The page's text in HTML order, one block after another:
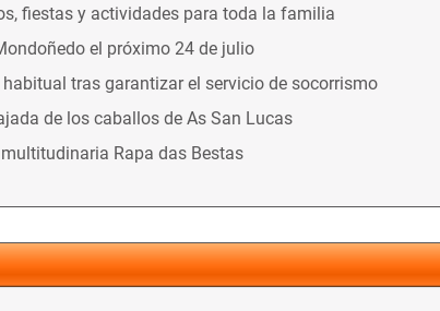
fiestas y actividades para toda la familia
el próximo 24 de julio
tras garantizar el servicio de socorrismo
de los caballos de As San Lucas
Rapa das Bestas